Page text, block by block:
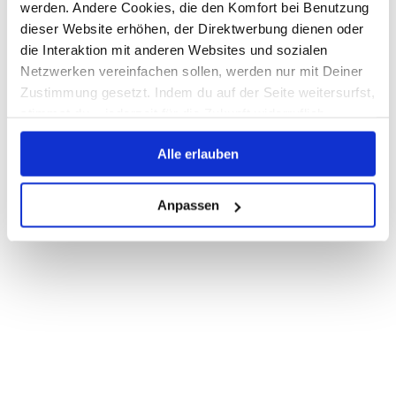
werden. Andere Cookies, die den Komfort bei Benutzung
dieser Website erhöhen, der Direktwerbung dienen oder
die Interaktion mit anderen Websites und sozialen
Netzwerken vereinfachen sollen, werden nur mit Deiner
Zustimmung gesetzt. Indem du auf der Seite weitersurfst,
dieser Datenverarbeitung durch den Seitenbetreiber und
Alle erlauben
Anpassen